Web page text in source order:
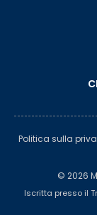
Politica sulla
© 2026
Iscritta presso il